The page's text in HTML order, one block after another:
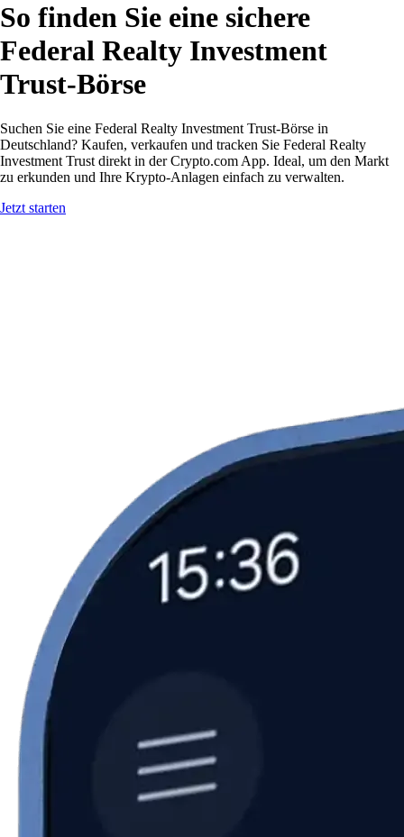
So finden Sie eine sichere
Federal Realty Investment
Trust-Börse
Suchen Sie eine Federal Realty Investment Trust-Börse in
Deutschland? Kaufen, verkaufen und tracken Sie Federal Realty
Investment Trust direkt in der Crypto.com App. Ideal, um den Markt
zu erkunden und Ihre Krypto-Anlagen einfach zu verwalten.
Jetzt starten